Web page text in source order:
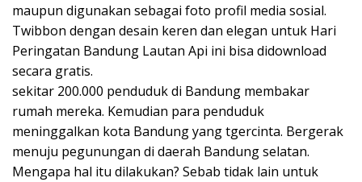
maupun digunakan sebagai foto profil media sosial.
Twibbon dengan desain keren dan elegan untuk Hari
Peringatan Bandung Lautan Api ini bisa didownload
secara gratis.
sekitar 200.000 penduduk di Bandung membakar
rumah mereka. Kemudian para penduduk
meninggalkan kota Bandung yang tgercinta. Bergerak
menuju pegunungan di daerah Bandung selatan.
Mengapa hal itu dilakukan? Sebab tidak lain untuk